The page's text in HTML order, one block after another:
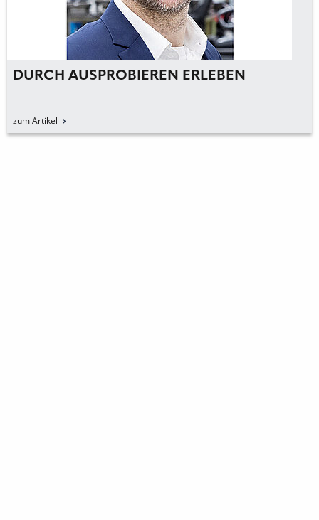
DURCH AUSPROBIEREN ERLEBEN
zum Artikel